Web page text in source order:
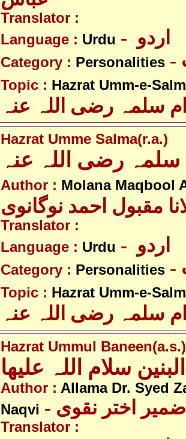
Translator :
Language : Urdu
Category : Personalities
Topic : Hazrat Umm-e-
سلمہ رضی اللہ عنہ
Hazrat Umme Salma(r.a.)
رضی اللہ عنہ
Author : Molana Maqbool
مقبول احمد نوگانوی
Translator :
Language : Urdu
Category : Personalities
Topic : Hazrat Umm-e-
سلمہ رضی اللہ عنہ
Hazrat Ummul Baneen(a.s.)
سلام اللہ علیھا
Author : Allama Dr. Syed
Naqvi
اختر نقوی
Translator :